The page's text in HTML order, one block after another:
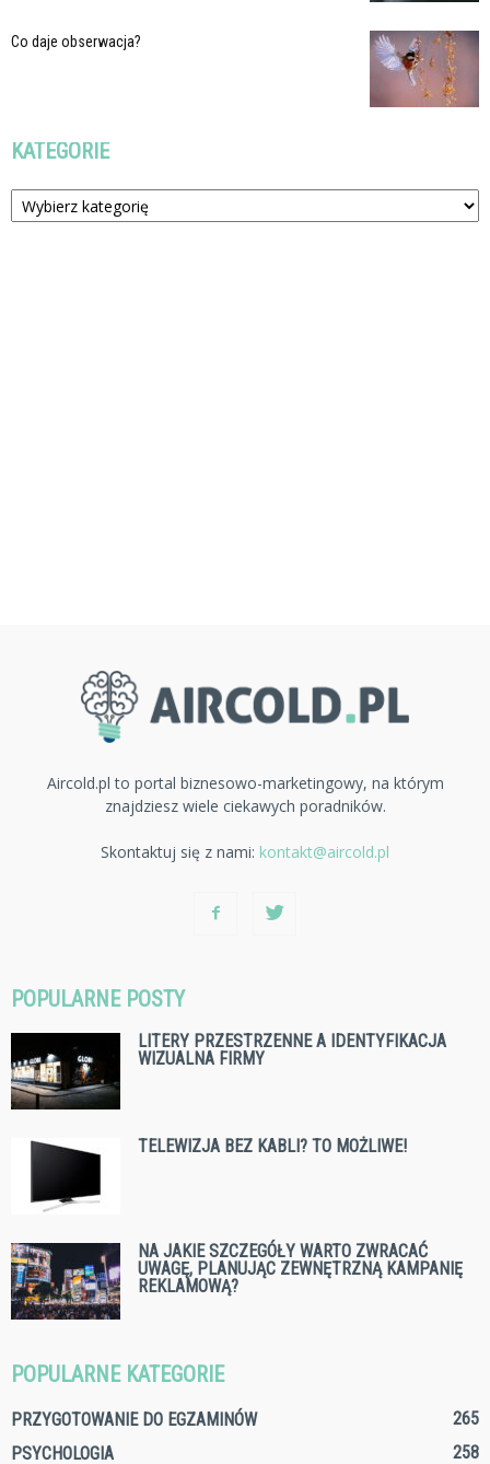
Co daje obserwacja?
KATEGORIE
Kategorie
Aircold.pl to portal biznesowo-marketingowy, na którym
znajdziesz wiele ciekawych poradników.
Skontaktuj się z nami: kontakt@aircold.pl
POPULARNE POSTY
LITERY PRZESTRZENNE A IDENTYFIKACJA
WIZUALNA FIRMY
TELEWIZJA BEZ KABLI? TO MOŻLIWE!
NA JAKIE SZCZEGÓŁY WARTO ZWRACAĆ
UWAGĘ, PLANUJĄC ZEWNĘTRZNĄ KAMPANIĘ
REKLAMOWĄ?
POPULARNE KATEGORIE
PRZYGOTOWANIE DO EGZAMINÓW
265
PSYCHOLOGIA
258